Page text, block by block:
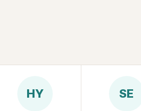
HY SE